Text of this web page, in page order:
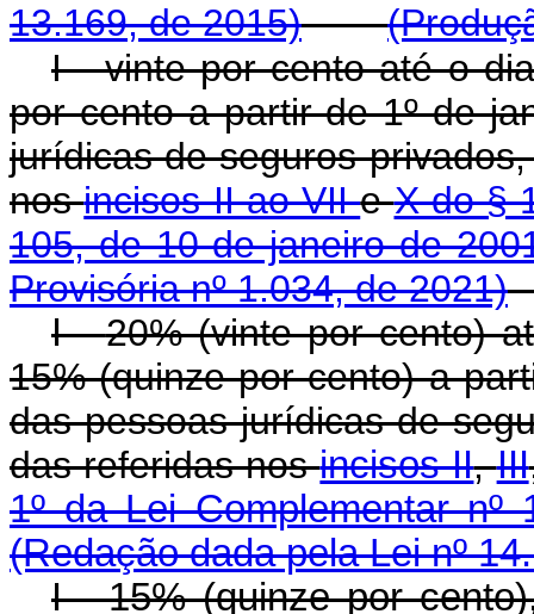
13.169, de 2015)
I - vinte por cento até o
por cento a partir de 1º de
jurídicas de seguros
nosincisos II ao VIIeX do §
105, de 10 de janeiro de
Provisória nº 1.034, de 2021)
I -20% (vinte por cento)
15% (quinze por cento) a
das pessoas jurídicas de
das referidas nosincisos II,III
1º da Lei Complementar
(Redação dada pela Lei nº
I - 15% (quinze por